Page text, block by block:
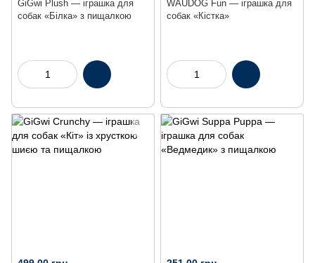
GiGwi Plush — іграшка для
собак «Білка» з пищалкою
WAUDOG Fun — іграшка для
собак «Кістка»